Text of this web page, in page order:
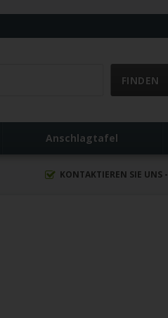
Anschlagtafel
KONTAKTIEREN SIE UNS -